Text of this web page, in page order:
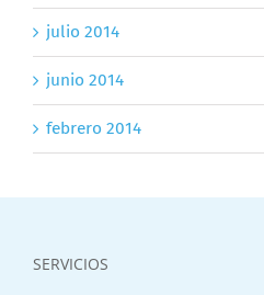
julio 2014
junio 2014
febrero 2014
SERVICIOS